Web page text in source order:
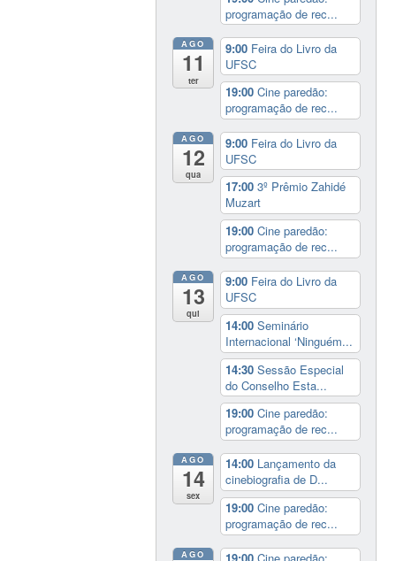
programação de rec...
AGO
11
ter
9:00 Feira do Livro da
UFSC
19:00Cine paredão:
programação de rec...
AGO
12
qua
9:00 Feira do Livro da
UFSC
17:003º Prêmio Zahidé
Muzart
19:00Cine paredão:
programação de rec...
AGO
13
qui
9:00 Feira do Livro da
UFSC
14:00Seminário
Internacional ‘Ninguém...
14:30Sessão Especial
do Conselho Esta...
19:00Cine paredão:
programação de rec...
AGO
14
sex
14:00 Lançamento da
cinebiografia de D...
19:00Cine paredão:
programação de rec...
AGO